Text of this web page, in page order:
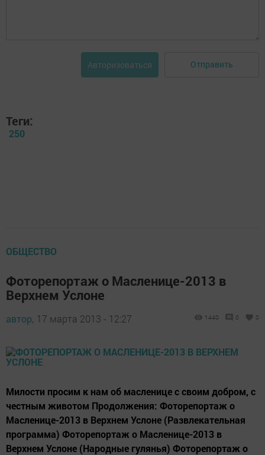
Авторизоваться Отправить
Теги:
250
ОБЩЕСТВО
Фоторепортаж о Масленице-2013 в
Верхнем Услоне
автор, 17 марта 2013 - 12:27 1440 0 0
Милости просим к нам об масленице с своим добром, с
честным животом Продолжения: Фоторепортаж о
Масленице-2013 в Верхнем Услоне (Развлекательная
программа) Фоторепортаж о Масленице-2013 в
Верхнем Услоне (Народные гулянья) Фоторепортаж о